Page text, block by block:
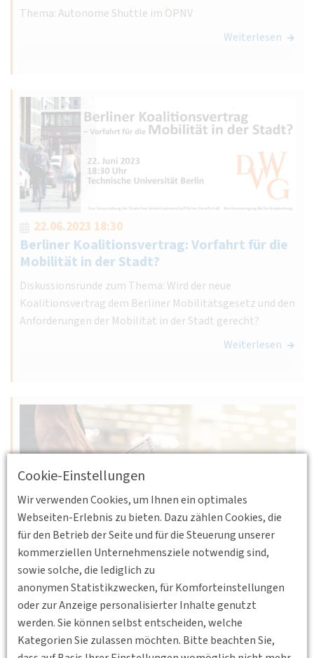
Cookie-Einstellungen
Wir verwenden Cookies, um Ihnen ein optimales
Webseiten-Erlebnis zu bieten. Dazu zählen Cookies, die
für den Betrieb der Seite und für die Steuerung unserer
kommerziellen Unternehmensziele notwendig sind,
sowie solche, die lediglich zu
anonymen Statistikzwecken, für Komforteinstellungen
oder zur Anzeige personalisierter Inhalte genutzt
werden. Sie können selbst entscheiden, welche
Kategorien Sie zulassen möchten. Bitte beachten Sie,
Thema: Autonome Shuttle im ÖPNV
Weiterlesen
22.06.2023 18:30
Berliner Koalitionsvertrag: Vorfahrt für die
Mobilität in der Stadt?
Diskussionsrunde zum Thema: Wird der neue
Koalitionsvertrag dem Berliner Mobilitätsgesetz und den
Anforderungen der Mobilität in der Stadt gerecht?
Weiterlesen
22.03.2023 18:00
Flughafen BER, Willy-Brandt-Platz 2, 12529
Schönefeld
BV Berlin-Brandenburg
Landseitige Verkehrsanbindung BER